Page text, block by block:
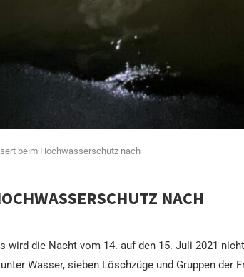
beim Hochwasserschutz nach
NACH
wird die Nacht vom 14. auf den 15. Juli 2021
Wasser, sieben Löschzüge und Gruppen